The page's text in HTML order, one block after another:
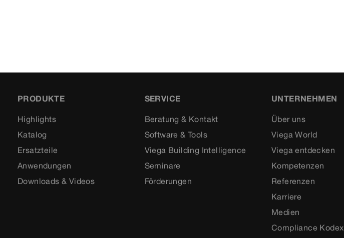
PRODUKTE
Highlights
Katalog
Ersatzteile
Anwendungen
Downloads & Videos
SERVICE
Beratung & Kontakt
Software & Tools
Viega Building Intelligence
Seminare
Förderungen
UNTERNEHMEN
Über uns
Viega World
Viega entdecken
Kompetenzen
Referenzen
Karriere
Medien
Compliance Kodex